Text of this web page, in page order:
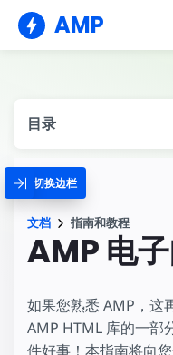
AMP
目录
切换边栏
文档 指南和教程
AMP 电
如果您熟悉 AMP，这
AMP HTML 库的一部
件好事！本指南将向